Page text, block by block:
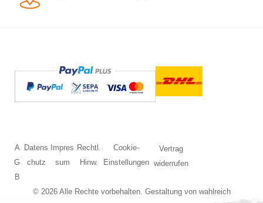
© 2026 Alle Rechte vorbehalten. Gestaltung von wahlreich
A
G
B
Datens
chutz
Impres
sum
Rechtl.
Hinw.
Cookie-
Einstellungen
Vertrag
widerrufen